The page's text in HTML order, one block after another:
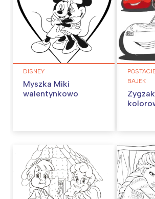
DISNEY
Myszka Miki
walentynkowo
BAJEK